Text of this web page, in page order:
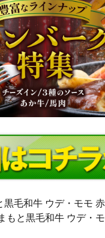
黒毛和牛 ウデ・モモ
もと黒毛和牛 ウデ・